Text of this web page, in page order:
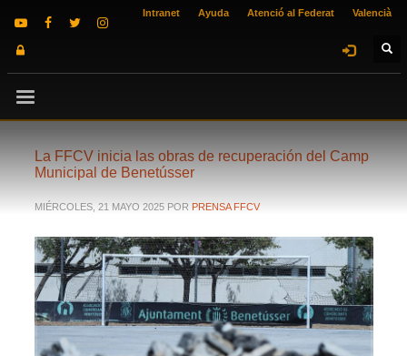
Intranet Ayuda Atenció al Federat Valencià
La FFCV inicia las obras de recuperación del Camp
Municipal de Benetússer
MIÉRCOLES, 21 MAYO 2025 POR PRENSA FFCV